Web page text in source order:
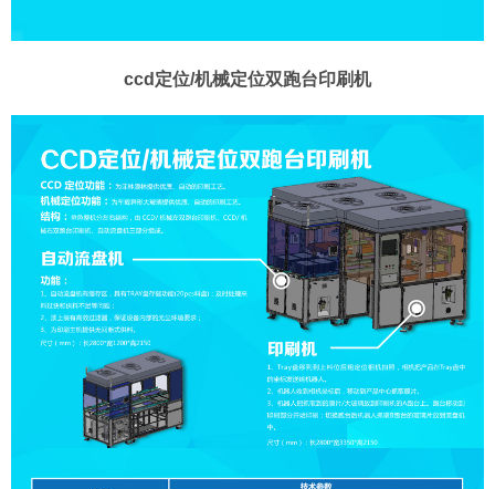
ccd定位/机械定位双跑台印刷机